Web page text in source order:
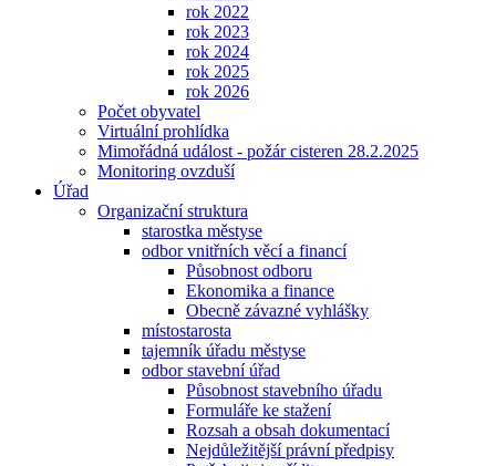
rok 2022
rok 2023
rok 2024
rok 2025
rok 2026
Počet obyvatel
Virtuální prohlídka
Mimořádná událost - požár cisteren 28.2.2025
Monitoring ovzduší
Úřad
Organizační struktura
starostka městyse
odbor vnitřních věcí a financí
Působnost odboru
Ekonomika a finance
Obecně závazné vyhlášky
místostarosta
tajemník úřadu městyse
odbor stavební úřad
Působnost stavebního úřadu
Formuláře ke stažení
Rozsah a obsah dokumentací
Nejdůležitější právní předpisy